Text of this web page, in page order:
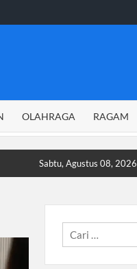
OLAHRAGA RAGAM
Sabtu, Agustus 08, 2026